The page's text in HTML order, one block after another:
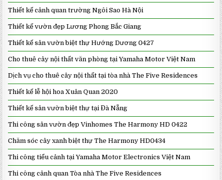
Thiết kế cảnh quan trường Ngôi Sao Hà Nội
Thiết kế vườn đẹp Lương Phong Bắc Giang
Thiết kế sân vườn biệt thự Hướng Dương 0427
Cho thuê cây nội thất văn phòng tại Yamaha Motor Việt Nam
Dịch vụ cho thuê cây nội thất tại tòa nhà The Five Residences
Thiết kế lễ hội hoa Xuân Quan 2020
Thiết kế sân vườn biệt thự tại Đà Nẵng
Thi công sân vườn đẹp Vinhomes The Harmony HD 0422
Chăm sóc cây xanh biệt thự The Harmony HD0434
Thi công tiểu cảnh tại Yamaha Motor Electronics Việt Nam
Thi công cảnh quan Tòa nhà The Five Residences